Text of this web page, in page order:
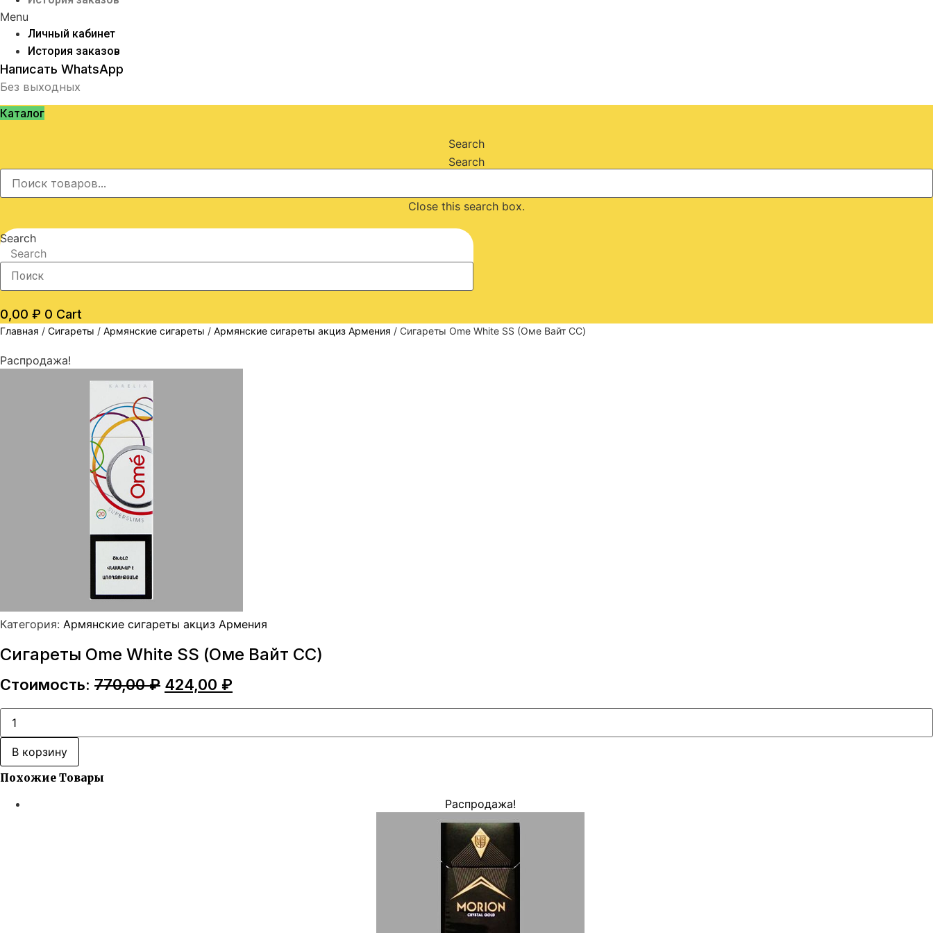
Menu
Личный кабинет
История заказов
Написать WhatsApp
Без выходных
Каталог
Search
Search
Close this search box.
Search
Search
0,00 ₽ 0 Cart
Главная / Сигареты / Армянские сигареты / Армянские сигареты акциз Армения / Сигареты Ome White SS (Оме Вайт СС)
Распродажа!
Категория: Армянские сигареты акциз Армения
Сигареты Ome White SS (Оме Вайт СС)
Стоимость: 770,00₽ Первоначальная
составляла
424,00 ₽
424,00 ₽.
Количество
товара
Сигареты
Ome
White
SS
(Оме
СС)
В корзину
Похожие Товары
Распродажа!